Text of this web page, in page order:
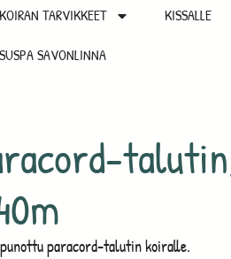
KOIRAN TARVIKKEET KISSALLE
SAVONLINNA
paracord-talutin koiralle.